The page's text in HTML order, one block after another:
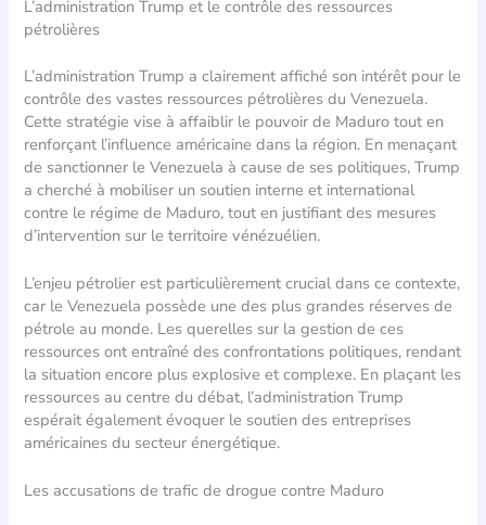
L’administration Trump et le contrôle des ressources
pétrolières
L’administration Trump a clairement affiché son intérêt pour le
contrôle des vastes ressources pétrolières du Venezuela.
Cette stratégie vise à affaiblir le pouvoir de Maduro tout en
renforçant l’influence américaine dans la région. En menaçant
de sanctionner le Venezuela à cause de ses politiques, Trump
a cherché à mobiliser un soutien interne et international
contre le régime de Maduro, tout en justifiant des mesures
d’intervention sur le territoire vénézuélien.
L’enjeu pétrolier est particulièrement crucial dans ce contexte,
car le Venezuela possède une des plus grandes réserves de
pétrole au monde. Les querelles sur la gestion de ces
ressources ont entraîné des confrontations politiques, rendant
la situation encore plus explosive et complexe. En plaçant les
ressources au centre du débat, l’administration Trump
espérait également évoquer le soutien des entreprises
américaines du secteur énergétique.
Les accusations de trafic de drogue contre Maduro